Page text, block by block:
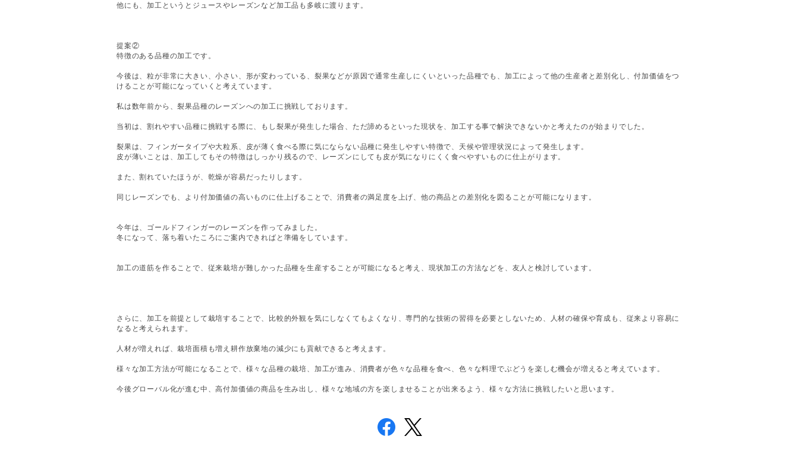
他にも、加工というとジュースやレーズンなど加工品も多岐に渡ります。
提案②
特徴のある品種の加工です。
今後は、粒が非常に大きい、小さい、形が変わっている、裂果などが原因で通常生産しにくいといった品種でも、加工によって他の生産者と差別化し、付加価値をつ
けることが可能になっていくと考えています。
私は数年前から、裂果品種のレーズンへの加工に挑戦しております。
当初は、割れやすい品種に挑戦する際に、もし裂果が発生した場合、ただ諦めるといった現状を、加工する事で解決できないかと考えたのが始まりでした。
裂果は、フィンガータイプや大粒系、皮が薄く食べる際に気にならない品種に発生しやすい特徴で、天候や管理状況によって発生します。
皮が薄いことは、加工してもその特徴はしっかり残るので、レーズンにしても皮が気になりにくく食べやすいものに仕上がります。
また、割れていたほうが、乾燥が容易だったりします。
同じレーズンでも、より付加価値の高いものに仕上げることで、消費者の満足度を上げ、他の商品との差別化を図ることが可能になります。
今年は、ゴールドフィンガーのレーズンを作ってみました。
冬になって、落ち着いたころにご案内できればと準備をしています。
加工の道筋を作ることで、従来栽培が難しかった品種を生産することが可能になると考え、現状加工の方法などを、友人と検討しています。
さらに、加工を前提として栽培することで、比較的外観を気にしなくてもよくなり、専門的な技術の習得を必要としないため、人材の確保や育成も、従来より容易に
なると考えられます。
人材が増えれば、栽培面積も増え耕作放棄地の減少にも貢献できると考えます。
様々な加工方法が可能になることで、様々な品種の栽培、加工が進み、消費者が色々な品種を食べ、色々な料理でぶどうを楽しむ機会が増えると考えています。
今後グローバル化が進む中、高付加価値の商品を生み出し、様々な地域の方を楽しませることが出来るよう、様々な方法に挑戦したいと思います。